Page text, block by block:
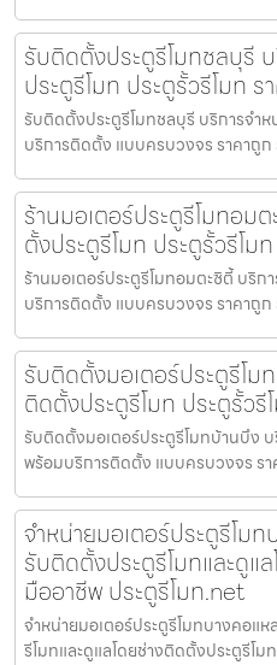
รับติดตั้งประตูรีโมทชลบุรี
ประตูรีโมท ประตูรั้วรีโมท ร
รับติดตั้งประตูรีโมทชลบุรี บริการจำห
บริการติดตั้ง แบบครบวงจร ราคาถู
ร้านมอเตอร์ประตูรีโมทอม
ตั้งประตูรีโมท ประตูรั้วรีโม
ร้านมอเตอร์ประตูรีโมทอมตะซิตี้ บริก
บริการติดตั้ง แบบครบวงจร ราคาถูก
รับติดตั้งมอเตอร์ประตูรีโม
ติดตั้งประตูรีโมท ประตูรั้วรี
รับติดตั้งมอเตอร์ประตูรีโมทบ้านบึง บ
พร้อมบริการติดตั้ง แบบครบวงจร ร
จำหน่ายมอเตอร์ประตูรีโม
รับติดตั้งประตูรีโมทและดูแ
มืออาชีพ ประตูรีโมท.net
จำหน่ายมอเตอร์ประตูรีโมทบางคอแ
รีโมทและดูแลโดยช่างติดตั้งประตูรีโม